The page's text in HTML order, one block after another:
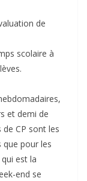
de
scolaire à
et demi de
CP sont les
pour les
est la
end se